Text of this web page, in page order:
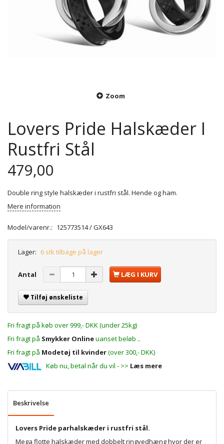
Zoom
Lovers Pride Halskæder I
Rustfri Stål
479,00
Double ring style halskæder i rustfri stål. Hende og ham.
Mere information
Model/varenr.: 125773514 / GX643
Lager: 6 stk tilbage på lager
Antal LÆG I KURV
Tilføj ønskeliste
Fri fragt på køb over 999,- DKK (under 25kg)
Fri fragt på Smykker Onlineuanset beløb ..
Fri fragt på Modetøj til kvinder(over 300,- DKK)
Køb nu, betal når du vil - >> Læs mere
Beskrivelse
Lovers Pride parhalskæder i rustfri stål.
Mega flotte halskæder med dobbelt ringvedhæng hvor der er